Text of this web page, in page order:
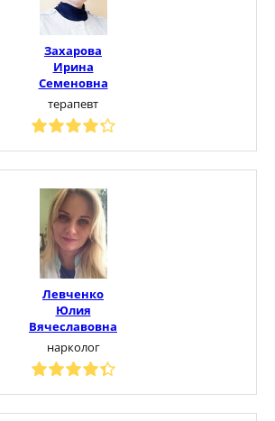
Захарова
Ирина
Семеновна
терапевт
Левченко
Юлия
Вячеславовна
нарколог